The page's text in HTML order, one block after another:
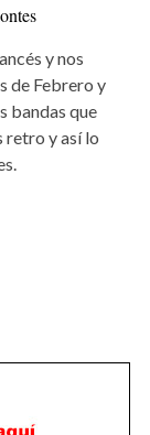
y nos
de Febrero y
bandas que
retro y así lo